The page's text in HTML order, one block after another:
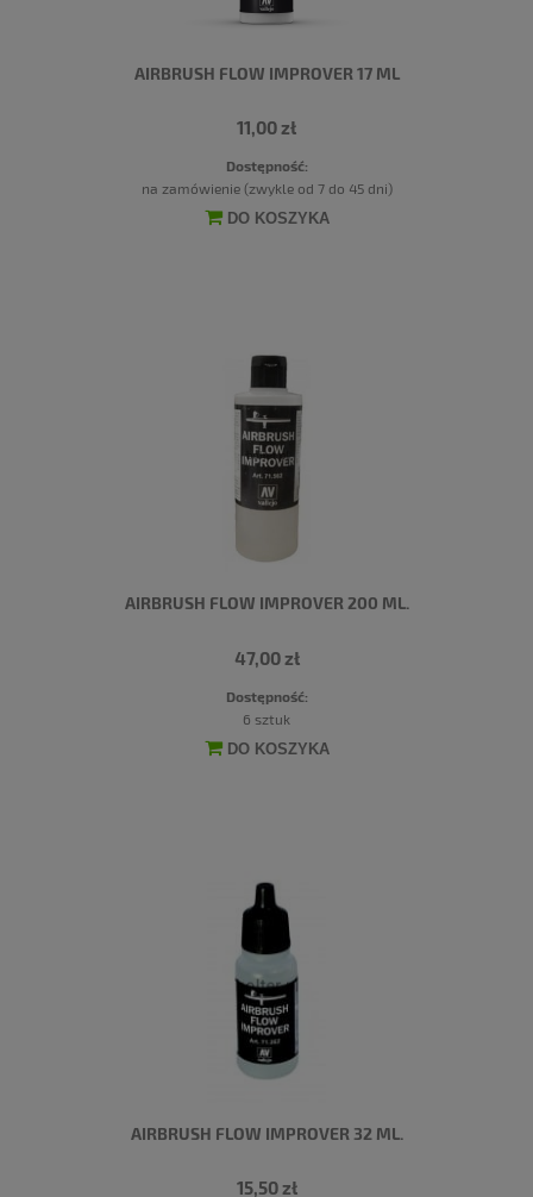
AIRBRUSH FLOW IMPROVER 17 ML
11,00 zł
Dostępność:
na zamówienie (zwykle od 7 do 45 dni)
DO KOSZYKA
AIRBRUSH FLOW IMPROVER 200 ML.
47,00 zł
Dostępność:
6 sztuk
DO KOSZYKA
AIRBRUSH FLOW IMPROVER 32 ML.
15,50 zł